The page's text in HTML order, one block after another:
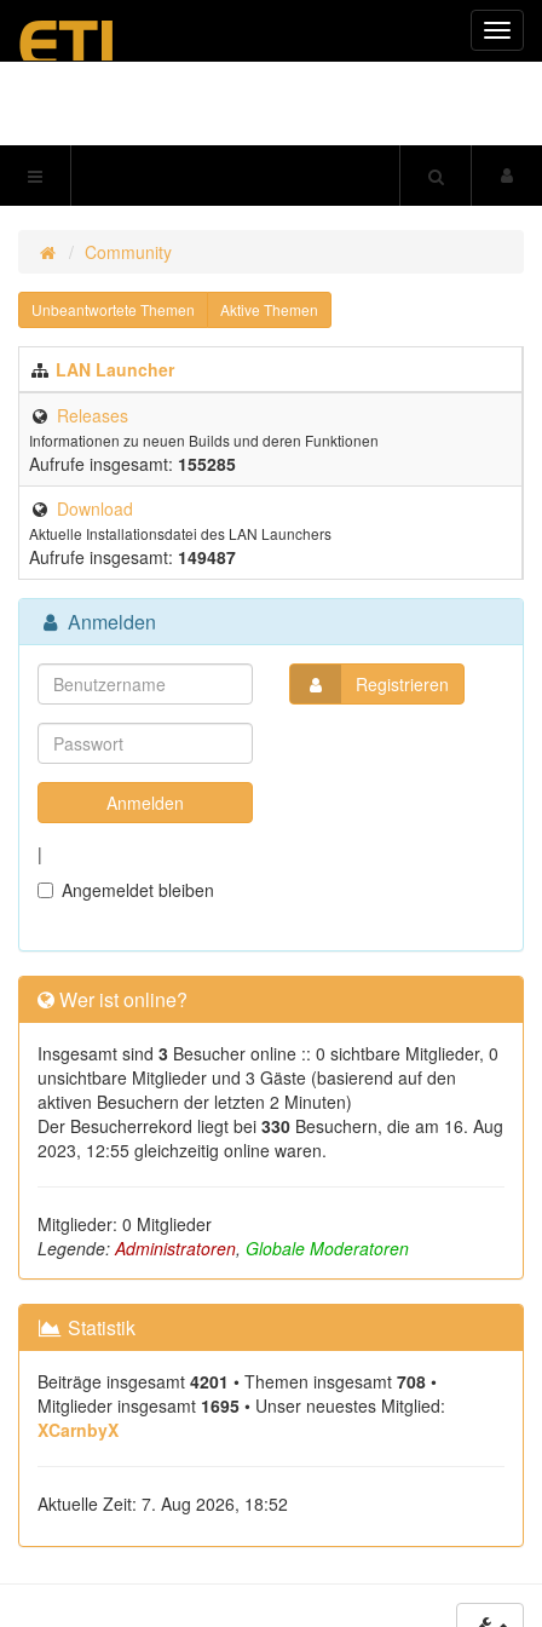
Community
Unbeantwortete Themen Aktive Themen
LAN Launcher
Releases
Informationen zu neuen Builds und deren Funktionen
Aufrufe insgesamt: 155285
Download
Aktuelle Installationsdatei des LAN Launchers
Aufrufe insgesamt: 149487
Anmelden
|
Angemeldet bleiben
Registrieren
Wer ist online?
Insgesamt sind 3 Besucher online :: 0 sichtbare Mitglieder, 0
unsichtbare Mitglieder und 3 Gäste (basierend auf den
aktiven Besuchern der letzten 2 Minuten)
Der Besucherrekord liegt bei 330 Besuchern, die am 16. Aug
2023, 12:55 gleichzeitig online waren.
Mitglieder: 0 Mitglieder
Legende:Administratoren, Globale Moderatoren
Statistik
Beiträge insgesamt 4201 • Themen insgesamt 708 •
Mitglieder insgesamt 1695 • Unser neuestes Mitglied:
XCarnbyX
Aktuelle Zeit: 7. Aug 2026, 18:52